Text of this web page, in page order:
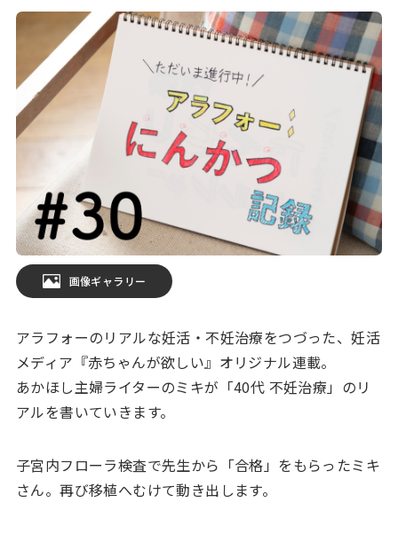
画像ギャラリー
アラフォーのリアルな妊活・不妊治療をつづった、妊活
メディア『赤ちゃんが欲しい』オリジナル連載。
あかほし主婦ライターのミキが「40代 不妊治療」のリ
アルを書いていきます。
子宮内フローラ検査で先生から「合格」をもらったミキ
さん。再び移植へむけて動き出します。